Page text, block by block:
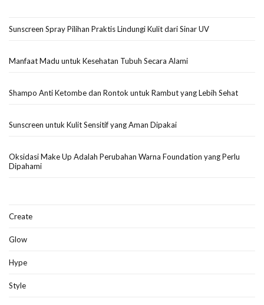
Sunscreen Spray Pilihan Praktis Lindungi Kulit dari Sinar UV
Manfaat Madu untuk Kesehatan Tubuh Secara Alami
Shampo Anti Ketombe dan Rontok untuk Rambut yang Lebih Sehat
Sunscreen untuk Kulit Sensitif yang Aman Dipakai
Oksidasi Make Up Adalah Perubahan Warna Foundation yang Perlu
Dipahami
Create
Glow
Hype
Style